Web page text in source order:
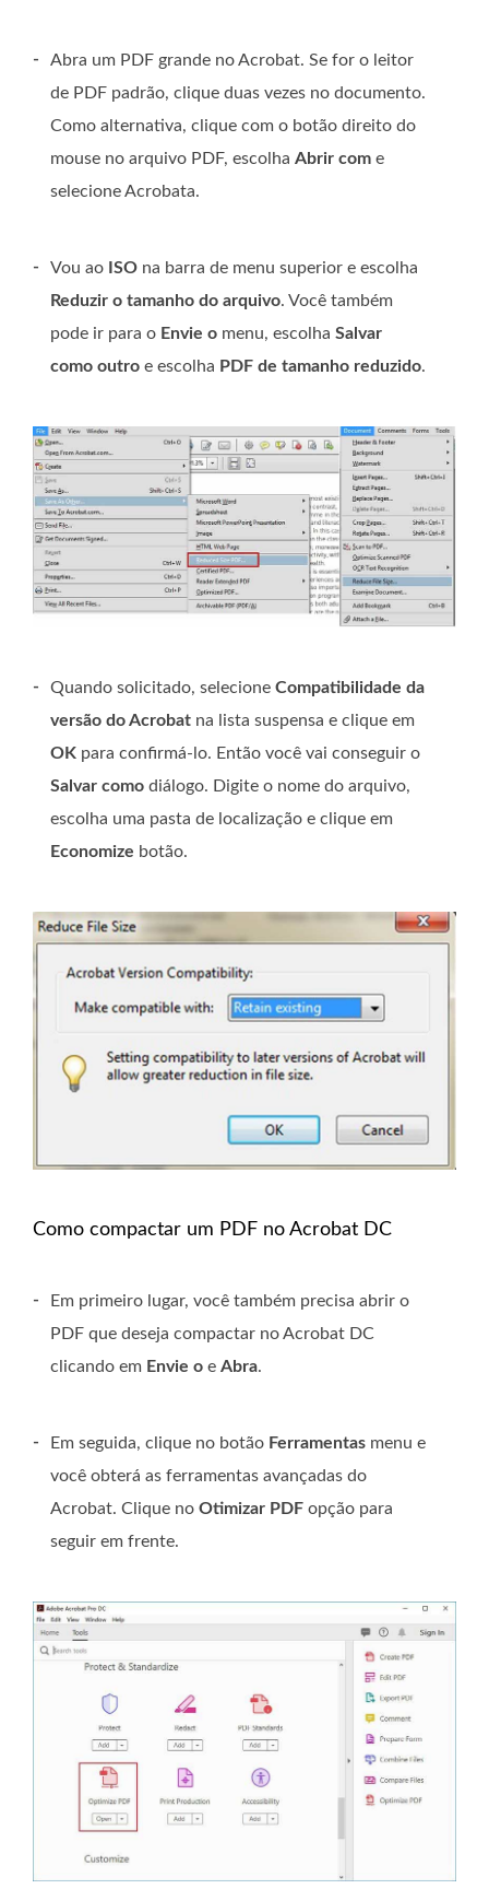
-
Abra um PDF grande no Acrobat. Se for o leitor
de PDF padrão, clique duas vezes no documento.
Como alternativa, clique com o botão direito do
mouse no arquivo PDF, escolha Abrir com e
selecione Acrobata.
- Vou ao ISO na barra de menu superior e escolha
Reduzir o tamanho do arquivo. Você também
pode ir para o Envie o menu, escolha Salvar
como outro e escolha PDF de tamanho reduzido.
- Quando solicitado, selecione Compatibilidade da
versão do Acrobat na lista suspensa e clique em
OK para confirmá-lo. Então você vai conseguir o
Salvar como diálogo. Digite o nome do arquivo,
escolha uma pasta de localização e clique em
Economize botão.
Como compactar um PDF no Acrobat DC
-
Em primeiro lugar, você também precisa abrir o
PDF que deseja compactar no Acrobat DC
clicando em Envie o e Abra.
- Em seguida, clique no botão Ferramentas menu e
você obterá as ferramentas avançadas do
Acrobat. Clique no Otimizar PDF opção para
seguir em frente.